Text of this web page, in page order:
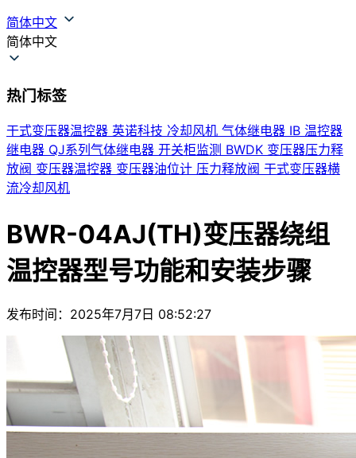
简体中文
简体中文
热门标签
干式变压器温控器 英诺科技 冷却风机 气体继电器 IB 温控器
继电器 QJ系列气体继电器 开关柜监测 BWDK 变压器压力释
放阀 变压器温控器 变压器油位计 压力释放阀 干式变压器横
流冷却风机
BWR-04AJ(TH)变压器绕组
温控器型号功能和安装步骤
发布时间：2025年7月7日 08:52:27